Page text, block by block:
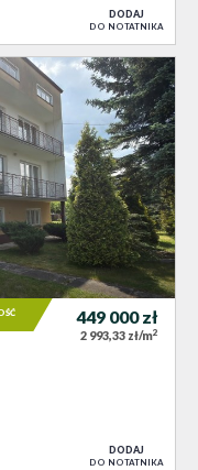
DODAJ
DO NOTATNIKA
449 000zł
2 993,33 zł/m2
DODAJ
DO NOTATNIKA